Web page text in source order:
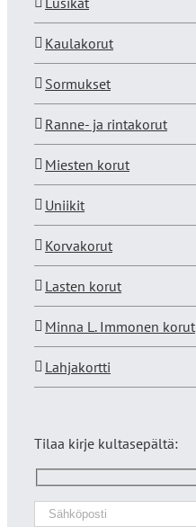
Kaulakorut
Sormukset
Ranne- ja rintakorut
Miesten korut
Uniikit
Korvakorut
Lasten korut
Minna L. Immonen korut
Lahjakortti
Tilaa kirje kultasepältä: